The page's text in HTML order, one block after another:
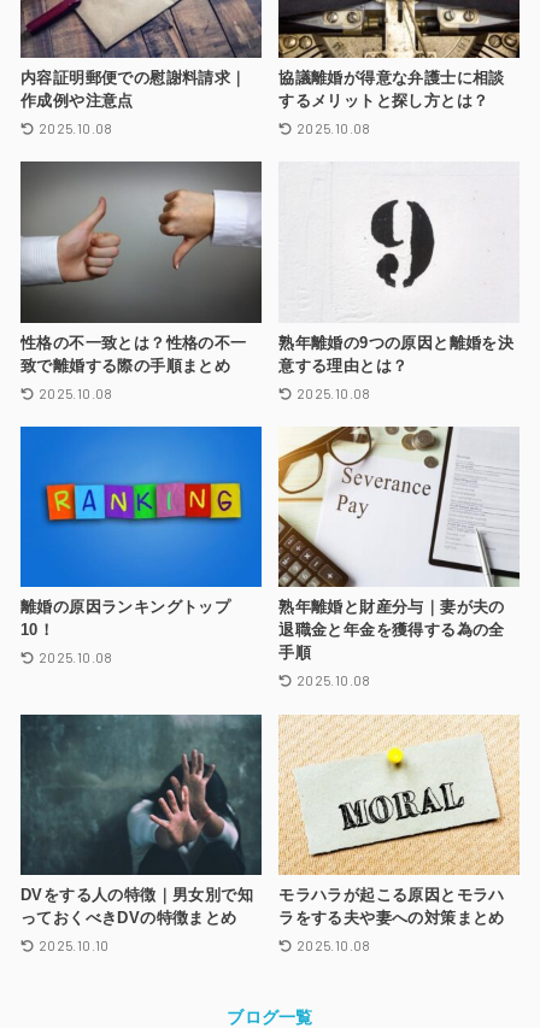
内容証明郵便での慰謝料請求｜
作成例や注意点
2025.10.08
協議離婚が得意な弁護士に相談
するメリットと探し方とは？
2025.10.08
性格の不一致とは？性格の不一
致で離婚する際の手順まとめ
2025.10.08
熟年離婚の9つの原因と離婚を決
意する理由とは？
2025.10.08
離婚の原因ランキングトップ
10！
2025.10.08
熟年離婚と財産分与｜妻が夫の
退職金と年金を獲得する為の全
手順
2025.10.08
DVをする人の特徴｜男女別で知
っておくべきDVの特徴まとめ
2025.10.10
モラハラが起こる原因とモラハ
ラをする夫や妻への対策まとめ
2025.10.08
ブログ一覧